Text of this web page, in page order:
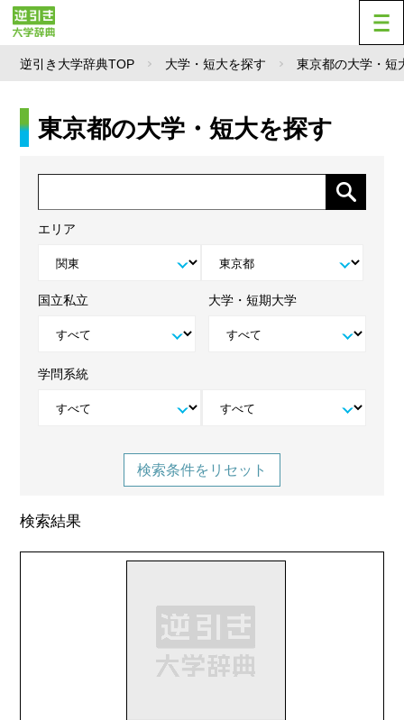
逆引き大学辞典TOP 大学・短大を探す 東京都の大学・短
東京都の大学・短大を探す
エリア
国立私立 大学・短期大学
学問系統
検索条件をリセット
検索結果